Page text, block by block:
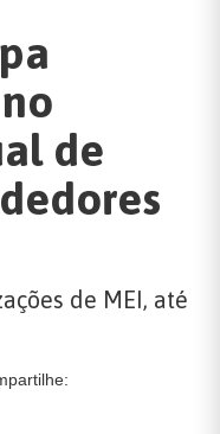
de
de MEI, até